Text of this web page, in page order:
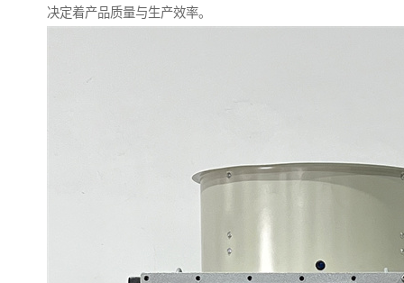
决定着产品质量与生产效率。